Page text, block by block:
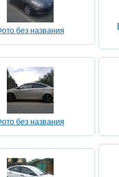
без названия
без названия